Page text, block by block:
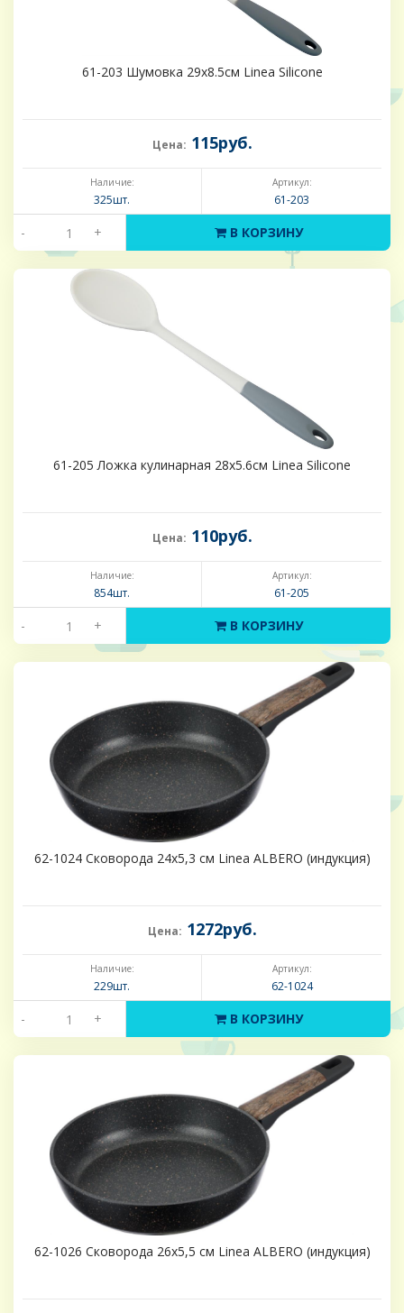
61-203 Шумовка 29х8.5см Linea Silicone
Цена: 115руб.
Наличие:
325шт.
Артикул:
61-203
- + В КОРЗИНУ
61-205 Ложка кулинарная 28х5.6см Linea Silicone
Цена: 110руб.
Наличие:
854шт.
Артикул:
61-205
- + В КОРЗИНУ
62-1024 Сковорода 24х5,3 см Linea ALBERO (индукция)
Цена: 1272руб.
Наличие:
229шт.
Артикул:
62-1024
- + В КОРЗИНУ
62-1026 Сковорода 26х5,5 см Linea ALBERO (индукция)